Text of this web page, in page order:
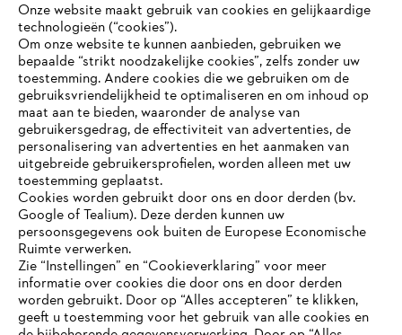
Bedrijf
STIHL FAQ
Contact
JE BROWSER WORDT NIET
ONDERSTEUND
Onze website maakt gebruik van cookies en gelijkaardige
technologieën (“cookies”).
Om onze website te kunnen aanbieden, gebruiken we
bepaalde “strikt noodzakelijke cookies”, zelfs zonder uw
toestemming. Andere cookies die we gebruiken om de
gebruiksvriendelijkheid te optimaliseren en om inhoud op
maat aan te bieden, waaronder de analyse van
gebruikersgedrag, de effectiviteit van advertenties, de
personalisering van advertenties en het aanmaken van
uitgebreide gebruikersprofielen, worden alleen met uw
toestemming geplaatst.
Cookies worden gebruikt door ons en door derden (bv.
Google of Tealium). Deze derden kunnen uw
persoonsgegevens ook buiten de Europese Economische
Ruimte verwerken.
Zie “Instellingen” en “Cookieverklaring” voor meer
informatie over cookies die door ons en door derden
worden gebruikt. Door op “Alles accepteren” te klikken,
geeft u toestemming voor het gebruik van alle cookies en